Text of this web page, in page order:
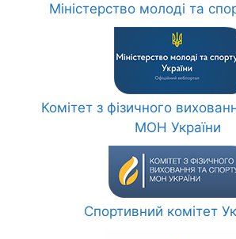
Міністерство молоді та
Комітет з фізичного
МОН України
Спортивний комітет